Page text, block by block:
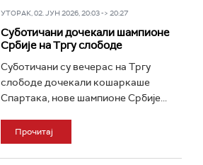
УТОРАК, 02. ЈУН 2026, 20:03 -> 20:27
Суботичани дочекали шампионе
Србије на Тргу слободе
Суботичани су вечерас на Тргу
слободе дочекали кошаркаше
Спартака, нове шампионе Србије...
Прочитај